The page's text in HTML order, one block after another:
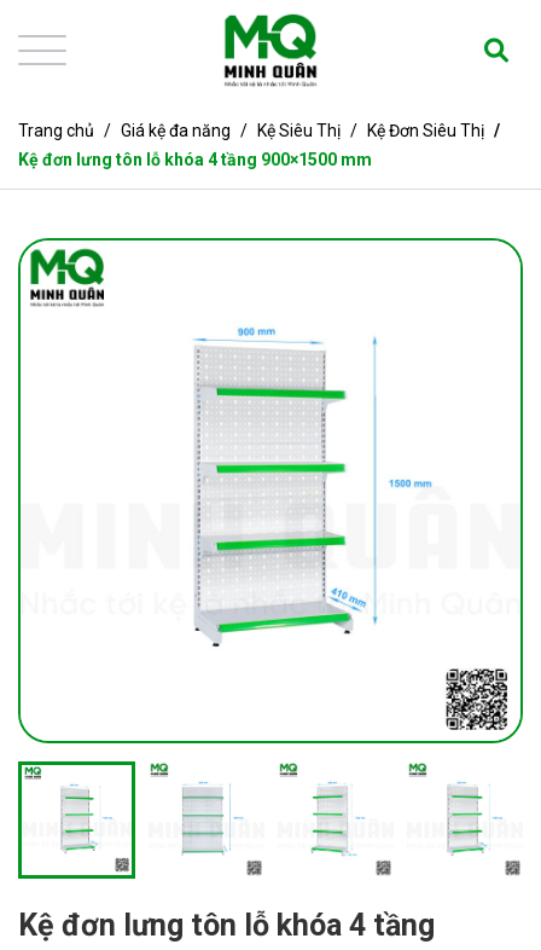
Trang chủ Giá kệ đa năng Kệ Siêu Thị
Kệ Đơn Siêu Thị
Kệ đơn lưng tôn lỗ khóa 4 tầng 900×1500 mm
Kệ đơn lưng tôn lỗ khóa 4 tầng